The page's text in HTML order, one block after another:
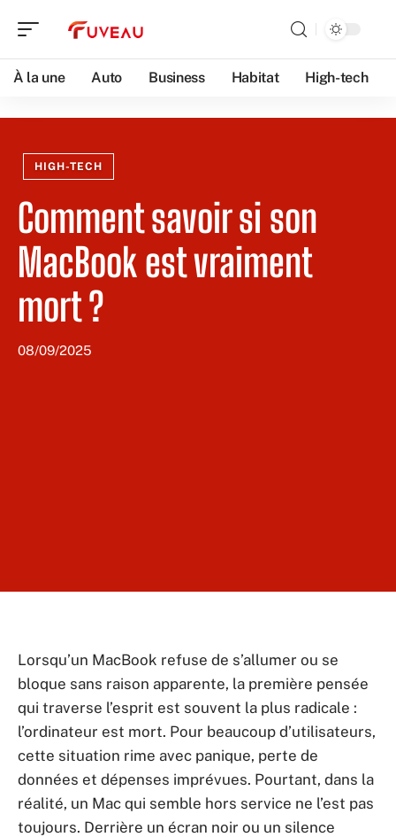
À la une Auto Business Habitat High-tech
HIGH-TECH
Comment savoir si son
MacBook est vraiment
mort ?
08/09/2025
Lorsqu’un MacBook refuse de s’allumer ou se
bloque sans raison apparente, la première pensée
qui traverse l’esprit est souvent la plus radicale :
l’ordinateur est mort. Pour beaucoup d’utilisateurs,
cette situation rime avec panique, perte de
données et dépenses imprévues. Pourtant, dans la
réalité, un Mac qui semble hors service ne l’est pas
toujours. Derrière un écran noir ou un silence